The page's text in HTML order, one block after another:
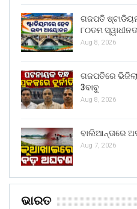
ଗଜପତି
୮୦ତମ
Aug 8, 2026
ଗଜପତିରେ
3ବାବୁ
Aug 8, 2026
ବାଲିଆନ୍ତାରେ
Aug 7, 2026
ଭାରତ